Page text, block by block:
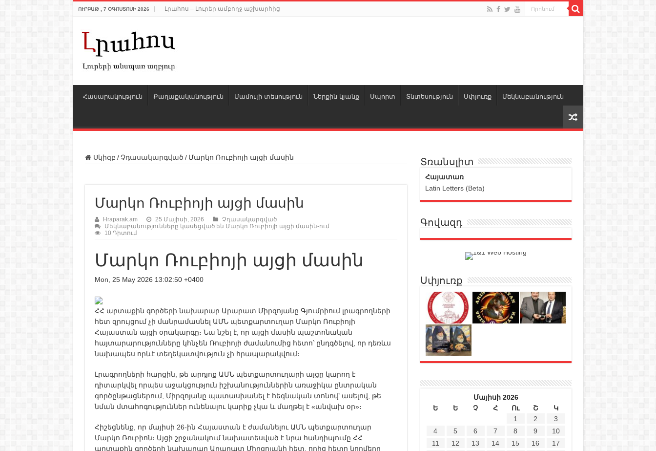
ՈՒՐԲԱԹ , 7 ՕԳՈՍՏՈՍԻ 2026 Լրահոս – Լուրեր ամբողջ աշխարհից
Հասարակություն Քաղաքականություն Մամուլի տեսություն Ներքին կյանք Սպորտ Տնտեսություն Սփյուռք Մեկնաբանություն
Սկիզբ / Չդասակարգված / Մարկո Ռուբիոյի այցի մասին
Մարկո Ռուբիոյի այցի մասին
Hraparak.am 25 Մայիսի, 2026
Չդասակարգված
Մեկնաբանությունները կասեցված են Մարկո Ռուբիոյի այցի մասին-ում
10 Դիտում
Մարկո Ռուբիոյի այցի մասին
Mon, 25 May 2026 13:02:50 +0400
ՀՀ արտաքին գործերի նախարար Արարատ Միրզոյանը Գյումրիում լրագրողների
հետ զրույցում չի մանրամասնել ԱՄՆ պետքարտուղար Մարկո Ռուբիոյի
Հայաստան այցի օրակարգը։ Նա նշել է, որ այցի մասին պաշտոնական
հայտարարությունները կհնչեն Ռուբիոյի ժամանումից հետո՝ ընդգծելով, որ դեռևս
նախապես որևէ տեղեկատվություն չի հրապարակվում։
Լրագրողների հարցին, թե արդյոք ԱՄՆ պետքարտուղարի այցը կարող է
դիտարկվել որպես աջակցություն իշխանություններին առաջիկա ընտրական
գործընթացներում, Միրզոյանը պատասխանել է հեգնական տոնով՝ ասելով, թե
նման մտահոգություններ ունենալու կարիք չկա և մաղթել է «անվախ օր»։
Հիշեցնենք, որ մայիսի 26-ին Հայաստան է ժամանելու ԱՄՆ պետքարտուղար
Մարկո Ռուբիոն։ Այցի շրջանակում նախատեսված է նրա հանդիպումը ՀՀ
արտաքին գործերի նախարար Արարատ Միրզոյանի հետ, որից հետո կողմերը
Տռանսլիտ
Հայատառ
Latin Letters (Beta)
Գովազդ
Սփյուռք
Մայիսի 2026
Ե
Ե Չ Հ Ու Շ
Կ
1
2
3
4
5 6 7 8 9
10
11
12 13 14 15 16
17